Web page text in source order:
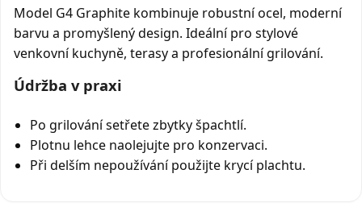
Model G4 Graphite kombinuje robustní ocel, moderní
barvu a promyšlený design. Ideální pro stylové
venkovní kuchyně, terasy a profesionální grilování.
Údržba v praxi
Po grilování setřete zbytky špachtlí.
Plotnu lehce naolejujte pro konzervaci.
Při delším nepoužívání použijte krycí plachtu.